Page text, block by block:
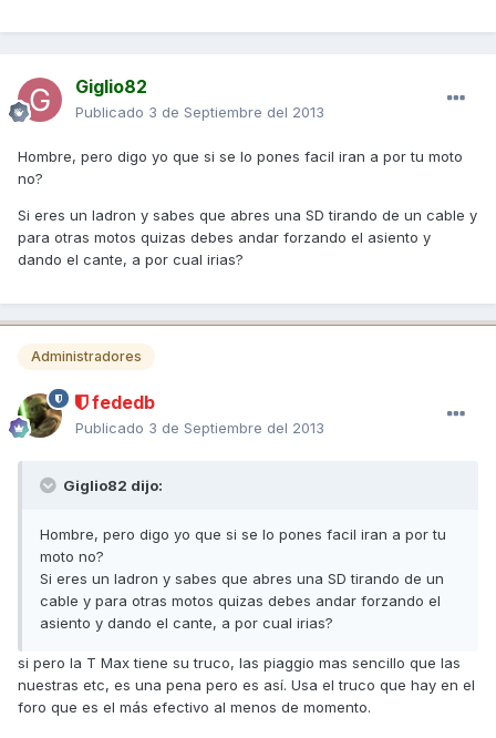
Giglio82
Publicado 3 de Septiembre del 2013
Hombre, pero digo yo que si se lo pones facil iran a por tu moto
no?
Si eres un ladron y sabes que abres una SD tirando de un cable y
para otras motos quizas debes andar forzando el asiento y
dando el cante, a por cual irias?
Administradores
fededb
Publicado 3 de Septiembre del 2013
Giglio82 dijo:
Hombre, pero digo yo que si se lo pones facil iran a por tu
moto no?
Si eres un ladron y sabes que abres una SD tirando de un
cable y para otras motos quizas debes andar forzando el
asiento y dando el cante, a por cual irias?
si pero la T Max tiene su truco, las piaggio mas sencillo que las
nuestras etc, es una pena pero es así. Usa el truco que hay en el
foro que es el más efectivo al menos de momento.